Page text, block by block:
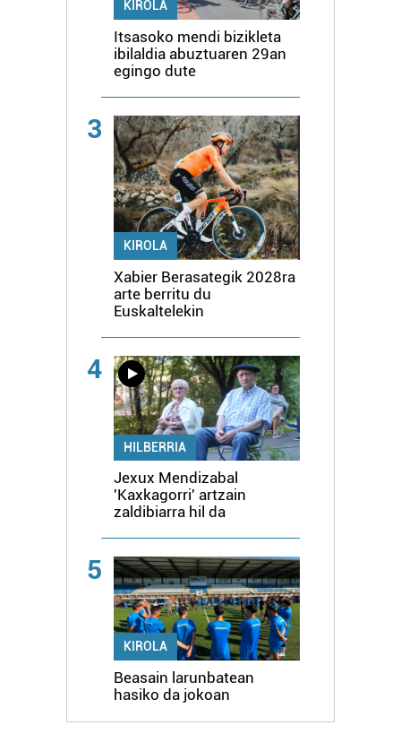
KIROLA
Itsasoko mendi bizikleta
ibilaldia abuztuaren 29an
egingo dute
3
KIROLA
Xabier Berasategik 2028ra
arte berritu du
Euskaltelekin
4
HILBERRIA
Jexux Mendizabal
'Kaxkagorri' artzain
zaldibiarra hil da
5
KIROLA
Beasain larunbatean
hasiko da jokoan